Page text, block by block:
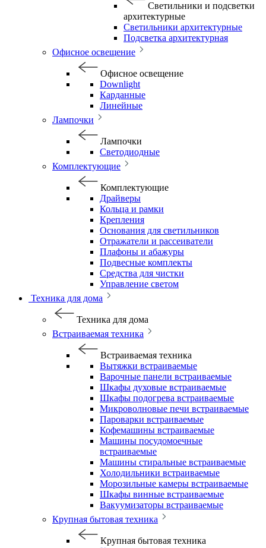
Светильники и подсветки
архитектурные
Светильники архитектурные
Подсветка архитектурная
Офисное освещение
Офисное освещение
Downlight
Карданные
Линейные
Лампочки
Лампочки
Светодиодные
Комплектующие
Комплектующие
Драйверы
Кольца и рамки
Крепления
Основания для светильников
Отражатели и рассеиватели
Плафоны и абажуры
Подвесные комплекты
Средства для чистки
Управление светом
Техника для дома
Техника для дома
Встраиваемая техника
Встраиваемая техника
Вытяжки встраиваемые
Варочные панели встраиваемые
Шкафы духовые встраиваемые
Шкафы подогрева встраиваемые
Микроволновые печи встраиваемые
Пароварки встраиваемые
Кофемашины встраиваемые
Машины посудомоечные
встраиваемые
Машины стиральные встраиваемые
Холодильники встраиваемые
Морозильные камеры встраиваемые
Шкафы винные встраиваемые
Вакуумизаторы встраиваемые
Крупная бытовая техника
Крупная бытовая техника